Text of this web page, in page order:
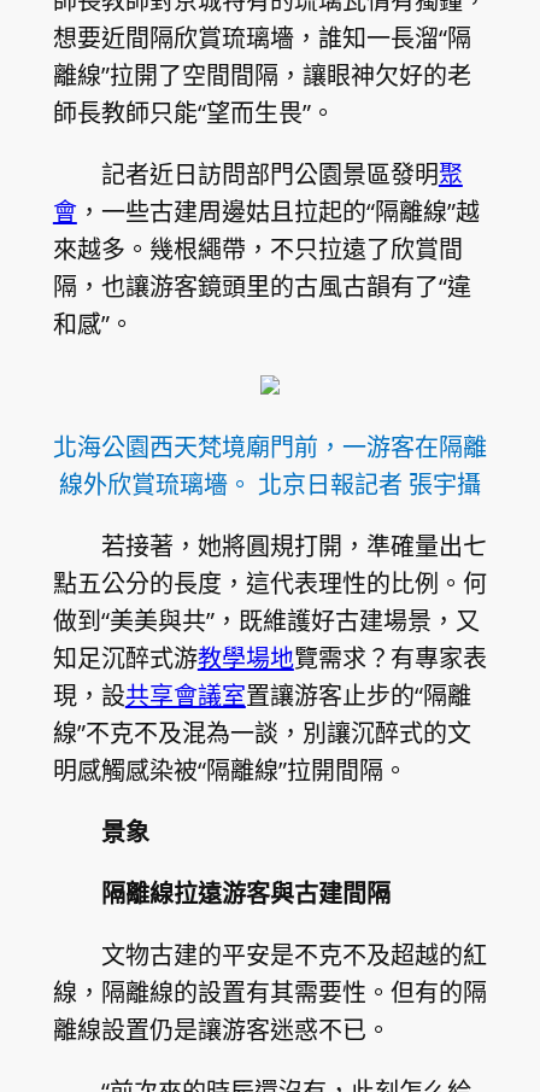
想要近間隔欣賞琉璃墻，誰知一長溜“隔
離線”拉開了空間間隔，讓眼神欠好的老
師長教師只能“望而生畏”。
記者近日訪問部門公園景區發明聚
會，一些古建周邊姑且拉起的“隔離線”越
來越多。幾根繩帶，不只拉遠了欣賞間
隔，也讓游客鏡頭里的古風古韻有了“違
和感”。
北海公園西天梵境廟門前，一游客在隔離
線外欣賞琉璃墻。 北京日報記者 張宇攝
若接著，她將圓規打開，準確量出七
點五公分的長度，這代表理性的比例。何
做到“美美與共”，既維護好古建場景，又
知足沉醉式游教學場地覽需求？有專家表
現，設共享會議室置讓游客止步的“隔離
線”不克不及混為一談，別讓沉醉式的文
明感觸感染被“隔離線”拉開間隔。
景象
隔離線拉遠游客與古建間隔
文物古建的平安是不克不及超越的紅
線，隔離線的設置有其需要性。但有的隔
離線設置仍是讓游客迷惑不已。